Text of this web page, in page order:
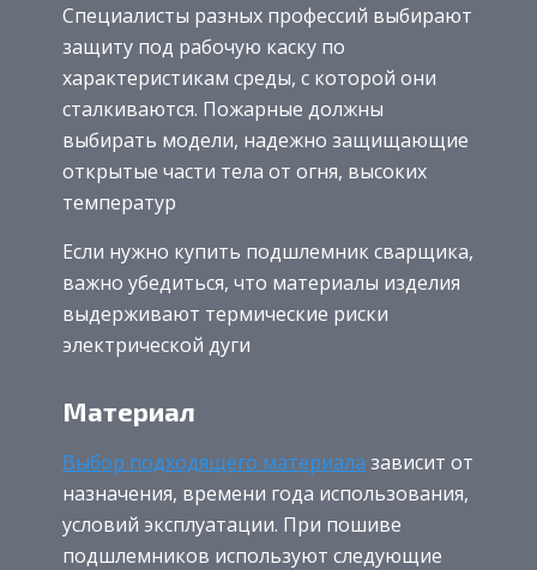
Специалисты разных профессий выбирают
защиту под рабочую каску по
характеристикам среды, с которой они
сталкиваются. Пожарные должны
выбирать модели, надежно защищающие
открытые части тела от огня, высоких
температур
Если нужно купить подшлемник сварщика,
важно убедиться, что материалы изделия
выдерживают термические риски
электрической дуги
Материал
Выбор подходящего материала зависит от
назначения, времени года использования,
условий эксплуатации. При пошиве
подшлемников используют следующие